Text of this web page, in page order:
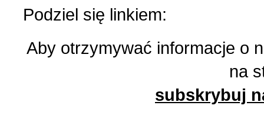
Losy rodzin polskich (3)
Mozaika na wsi (1)
Mozaika w PDF (47)
2 (153) 2023 r. (1)
1 (152) 2023 r. (9)
4 (151) 2022 r. (2)
Podziel się linkiem:
Aby otrzymywać informacje o
na
subskrybuj